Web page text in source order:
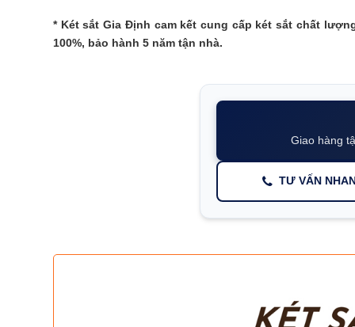
* Két sắt Gia Định cam kết cung cấp két sắt chất
100%, bảo hành 5 năm tận nhà.
Giao hàng
TƯ VẤN